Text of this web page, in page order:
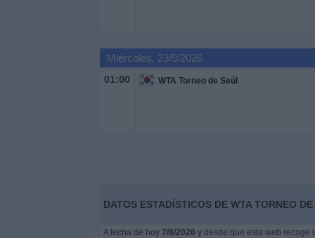
Miércoles, 23/9/2026
01:00 WTA Torneo de Seúl
DATOS ESTADÍSTICOS DE WTA TORNEO
A fecha de hoy 7/8/2026 y desde que esta web recoge